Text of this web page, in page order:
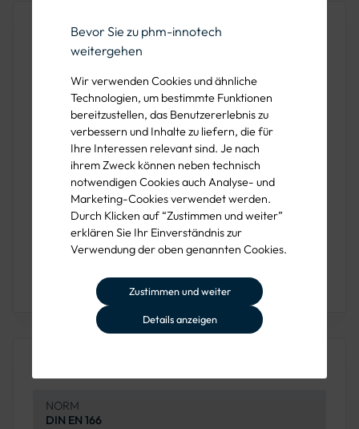
Bevor Sie zu phm-innotech
weitergehen
Wir verwenden Cookies und ähnliche
Technologien, um bestimmte Funktionen
bereitzustellen, das Benutzererlebnis zu
verbessern und Inhalte zu liefern, die für
Ihre Interessen relevant sind. Je nach
ihrem Zweck können neben technisch
notwendigen Cookies auch Analyse- und
Marketing-Cookies verwendet werden.
Durch Klicken auf “Zustimmen und weiter”
erklären Sie Ihr Einverständnis zur
Verwendung der oben genannten Cookies.
Zustimmen und weiter
Details anzeigen
Produktbeschreibung
Die Schutzbrille BF2 vereint Sicherheit und Komfort für
eine Vielzahl von Arbeitsumgebungen wie dem
Baugewerbe, der Automobilindustrie,
Karosseriewerkstätten, der Holzverarbeitung und dem
Maschinenbau. Sie bietet nicht nur seitlichen Schutz und
indirekte Belüftung, sondern ist auch beschlagfrei, um
klare Sicht unter verschiedenen Bedingungen zu
gewährleisten. Die Überbrillenfunktion erlaubt das Tragen
über den meisten Korrekturbrillen, was die BF2 zu einem
vielseitigen Bestandteil der persönlichen Schutzausrüstung
macht. Die Erfüllung der DIN EN 166 Norm unterstreicht
den hohen Standard an Sicherheit und Schutz.
NORM
DIN EN 166